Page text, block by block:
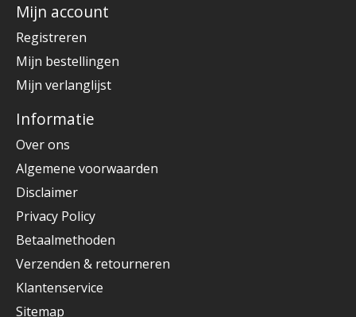
Mijn account
Registreren
Mijn bestellingen
Mijn verlanglijst
Informatie
Over ons
Algemene voorwaarden
Disclaimer
Privacy Policy
Betaalmethoden
Verzenden & retourneren
Klantenservice
Sitemap